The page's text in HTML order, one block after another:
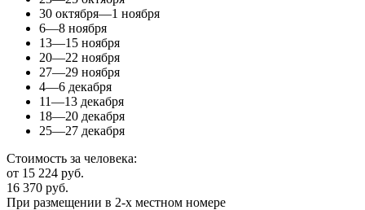
30 октября—1 ноября
6—8 ноября
13—15 ноября
20—22 ноября
27—29 ноября
4—6 декабря
11—13 декабря
18—20 декабря
25—27 декабря
Стоимость за человека:
от 15 224 руб.
16 370 руб.
При размещении в 2-х местном номере